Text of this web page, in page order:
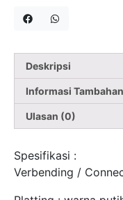
Deskripsi
Informasi Tambahan
Ulasan (0)
Spesifikasi :
Verbending /